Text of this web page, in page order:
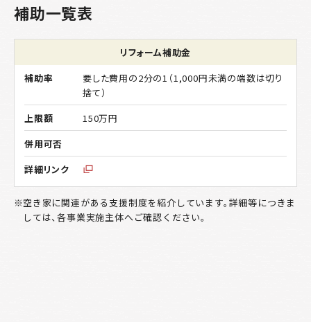
補助一覧表
リフォーム補助金
要した費用の2分の1（1,000円未満の端数は切り
捨て）
150万円
空き家に関連がある支援制度を紹介しています。詳細等につきま
しては、各事業実施主体へご確認ください。